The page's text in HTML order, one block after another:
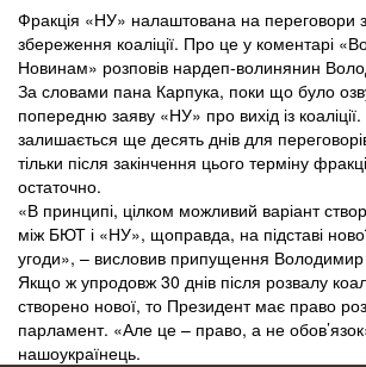
Фракція «НУ» налаштована на
збереження коаліції. Про це у коментарі
Новинам» розповів нардеп-волинянин
За словами пана Карпука, поки що було
попередню заяву «НУ» про вихід із
залишається ще десять днів для
тільки після закінчення цього терміну
остаточно.
«В принципі, цілком можливий варіант
між БЮТ і «НУ», щоправда, на підставі нової
угоди», – висловив припущення Володимир
Якщо ж упродовж 30 днів після розвалу
створено нової, то Президент має право
парламент. «Але це – право, а не
нашоукраїнець.